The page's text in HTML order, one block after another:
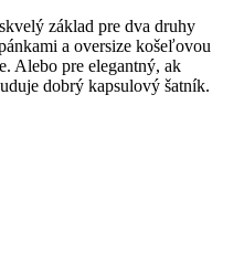
základ pre dva druhy
a oversize košeľovou
Alebo pre elegantný, ak
dobrý kapsulový šatník.